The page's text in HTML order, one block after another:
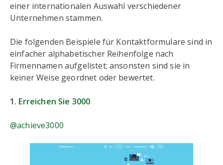
einer internationalen Auswahl verschiedener
Unternehmen stammen.
Die folgenden Beispiele für Kontaktformulare sind in
einfacher alphabetischer Reihenfolge nach
Firmennamen aufgelistet; ansonsten sind sie in
keiner Weise geordnet oder bewertet.
1. Erreichen Sie 3000
@achieve3000